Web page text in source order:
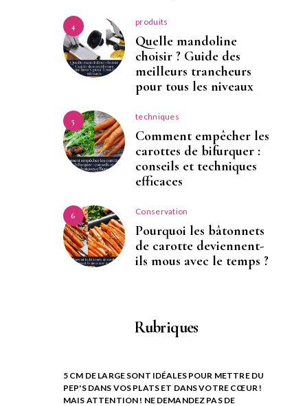
4 produits
Quelle mandoline
choisir ? Guide des
meilleurs trancheurs
pour tous les niveaux
5 techniques
Comment empêcher les
carottes de bifurquer :
conseils et techniques
efficaces
6 Conservation
Pourquoi les bâtonnets
de carotte deviennent-
ils mous avec le temps ?
Rubriques
5 CM DE LARGE SONT IDÉALES POUR METTRE DU
PEP'S DANS VOS PLATS ET DANS VOTRE CŒUR !
MAIS ATTENTION ! NE DEMANDEZ PAS DE